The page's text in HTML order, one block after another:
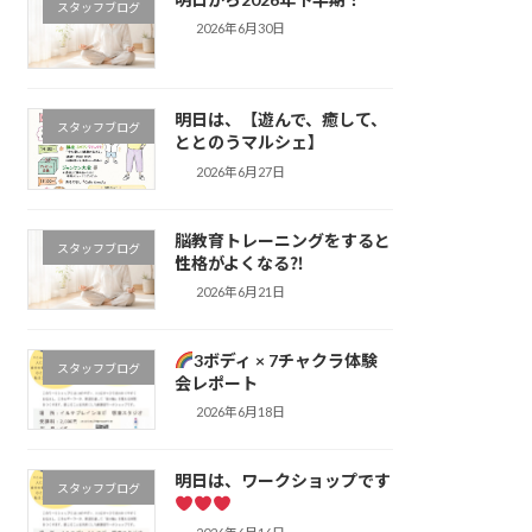
スタッフブログ
2026年6月30日
スタッフブログ
明日は、【遊んで、癒して、
ととのうマルシェ】
2026年6月27日
スタッフブログ
脳教育トレーニングをすると
性格がよくなる⁈
2026年6月21日
スタッフブログ
3ボディ × 7チャクラ体験
会レポート
2026年6月18日
スタッフブログ 明日は、ワークショップです